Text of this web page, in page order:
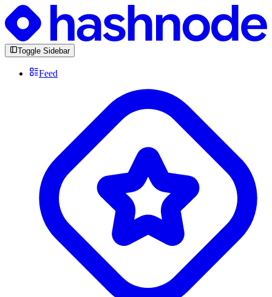
Toggle Sidebar
Feed